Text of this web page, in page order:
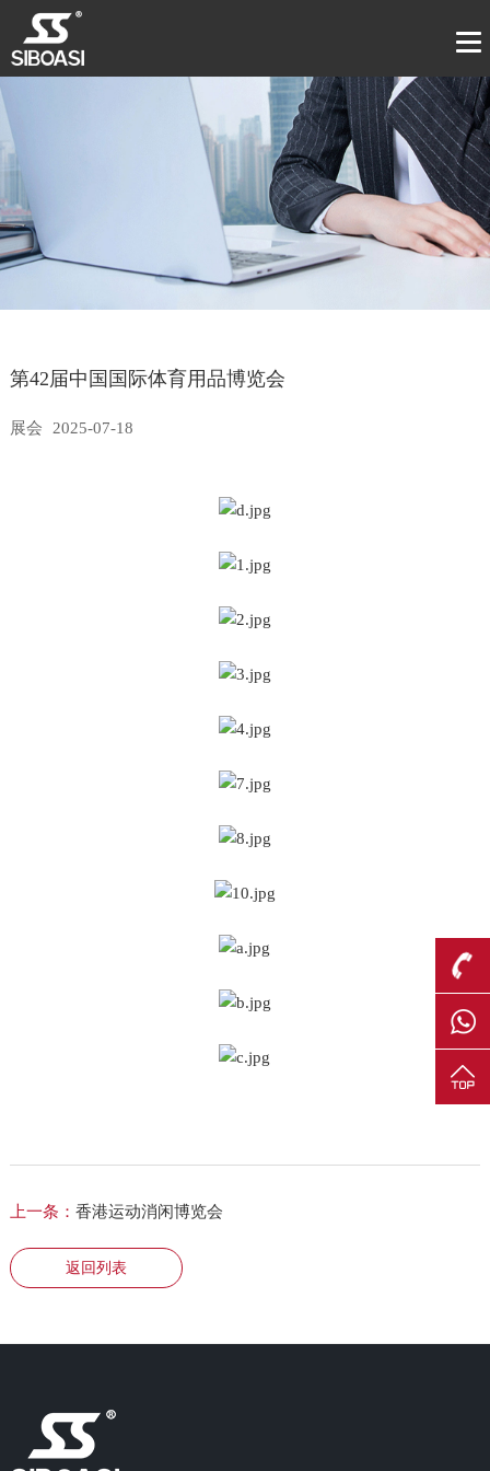
第42届中国国际体育用品博览会
展会 2025-07-18
上一条： 香港运动消闲博览会
返回列表